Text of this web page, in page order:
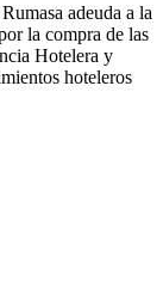
adeuda a la
la compra de las
Hotelera y
hoteleros